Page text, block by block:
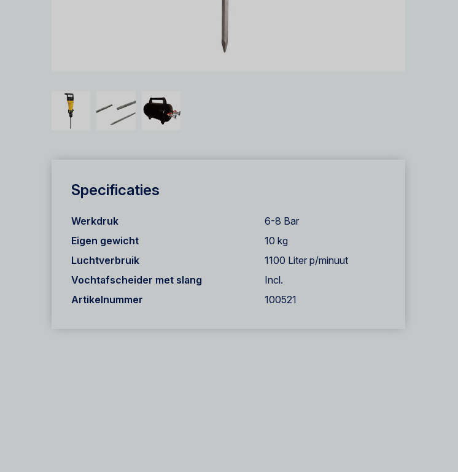
Specificaties
Werkdruk
6-8 Bar
Eigen gewicht
10 kg
Luchtverbruik
1100 Liter p/minuut
Vochtafscheider met slang
Incl.
Artikelnummer
100521